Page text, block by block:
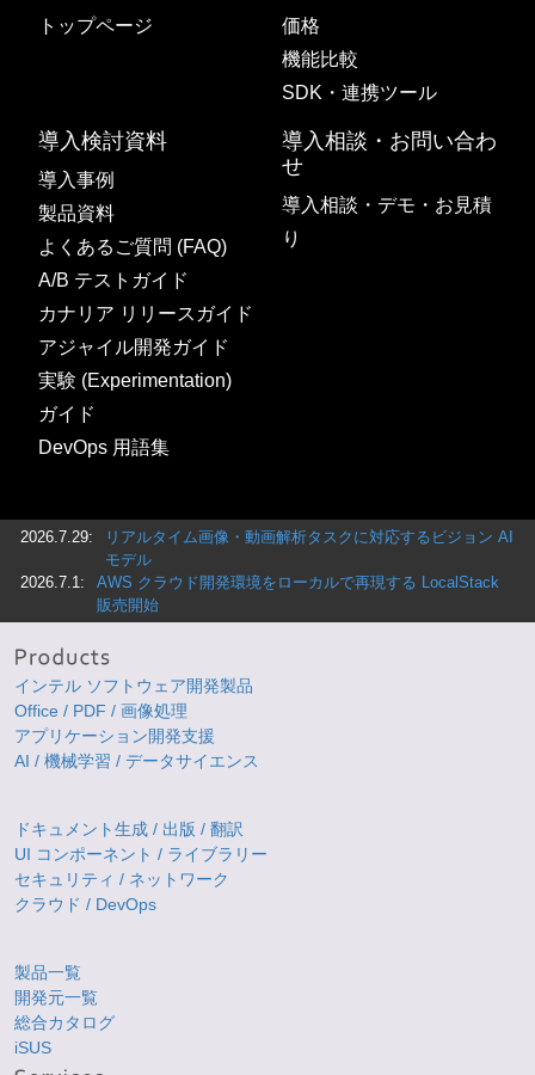
トップページ
価格
機能比較
SDK・連携ツール
導入検討資料
導入事例
製品資料
よくあるご質問 (FAQ)
A/B テストガイド
カナリア リリースガイド
アジャイル開発ガイド
実験 (Experimentation)
ガイド
DevOps 用語集
導入相談・お問い合わ
せ
導入相談・デモ・お見積
り
2026.7.29:
リアルタイム画像・動画解析タスクに対応するビジョン AI
モデル
2026.7.1:
AWS クラウド開発環境をローカルで再現する LocalStack
販売開始
インテル ソフトウェア開発製品
Office / PDF / 画像処理
アプリケーション開発支援
AI / 機械学習 / データサイエンス
ドキュメント生成 / 出版 / 翻訳
UI コンポーネント / ライブラリー
セキュリティ / ネットワーク
クラウド / DevOps
製品一覧
開発元一覧
総合カタログ
iSUS